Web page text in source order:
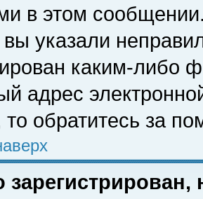
в этом
указали
каким-либо
адрес
то обратитесь за